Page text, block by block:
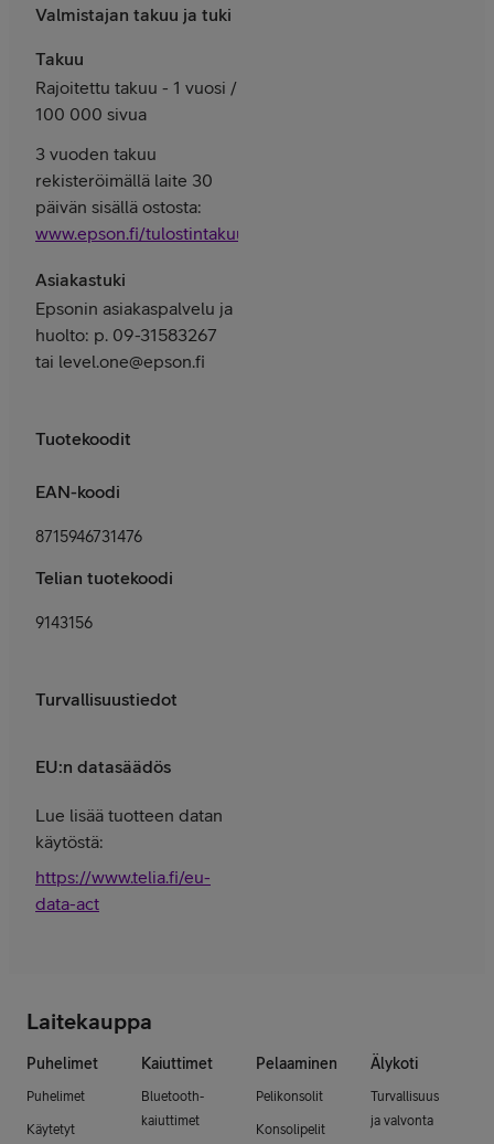
Valmistajan takuu ja tuki
Takuu
Rajoitettu takuu - 1 vuosi /
100 000 sivua
3 vuoden takuu
rekisteröimällä laite 30
päivän sisällä ostosta:
www.epson.fi/tulostintakuu
Asiakastuki
Epsonin asiakaspalvelu ja
huolto: p. 09-31583267
tai level.one@epson.fi
Tuotekoodit
EAN-koodi
8715946731476
Telian tuotekoodi
9143156
Turvallisuustiedot
EU:n datasäädös
Lue lisää tuotteen datan
käytöstä:
https://www.telia.fi/eu-
data-act
Laitekauppa
Puhelimet
Puhelimet
Käytetyt
Kaiuttimet
Bluetooth-
kaiuttimet
Pelaaminen
Pelikonsolit
Konsolipelit
Älykoti
Turvallisuus
ja valvonta